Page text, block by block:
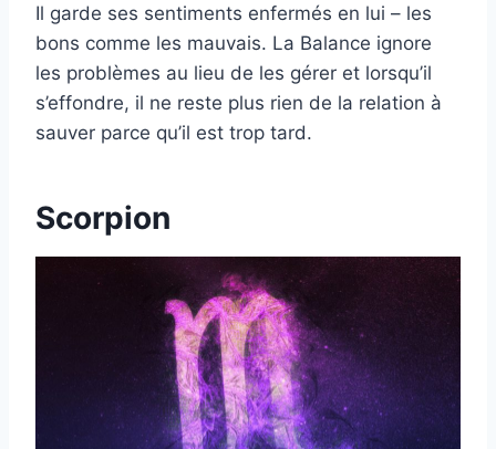
Il garde ses sentiments enfermés en lui – les
bons comme les mauvais. La Balance ignore
les problèmes au lieu de les gérer et lorsqu’il
s’effondre, il ne reste plus rien de la relation à
sauver parce qu’il est trop tard.
Scorpion